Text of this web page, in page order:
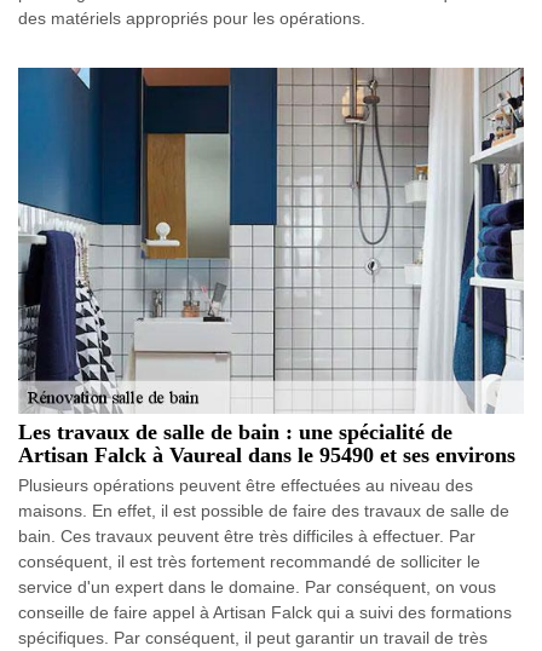
des matériels appropriés pour les opérations.
Les travaux de salle de bain : une spécialité de
Artisan Falck à Vaureal dans le 95490 et ses environs
Plusieurs opérations peuvent être effectuées au niveau des
maisons. En effet, il est possible de faire des travaux de salle de
bain. Ces travaux peuvent être très difficiles à effectuer. Par
conséquent, il est très fortement recommandé de solliciter le
service d'un expert dans le domaine. Par conséquent, on vous
conseille de faire appel à Artisan Falck qui a suivi des formations
spécifiques. Par conséquent, il peut garantir un travail de très